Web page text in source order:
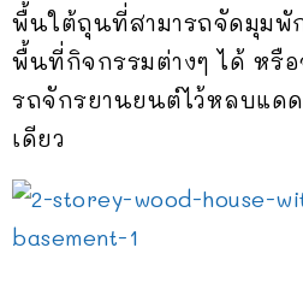
พื้นใต้ถุนที่สามารถจัดมุมพั
พื้นที่กิจกรรมต่างๆ ได้ หรื
รถจักรยานยนต์ไว้หลบแด
เดียว